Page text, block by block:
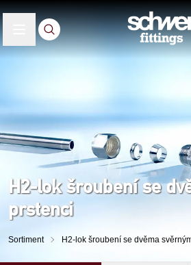
H2-lok šroubení se
prstenci
Sortiment H2-lok šroubení se dvěma